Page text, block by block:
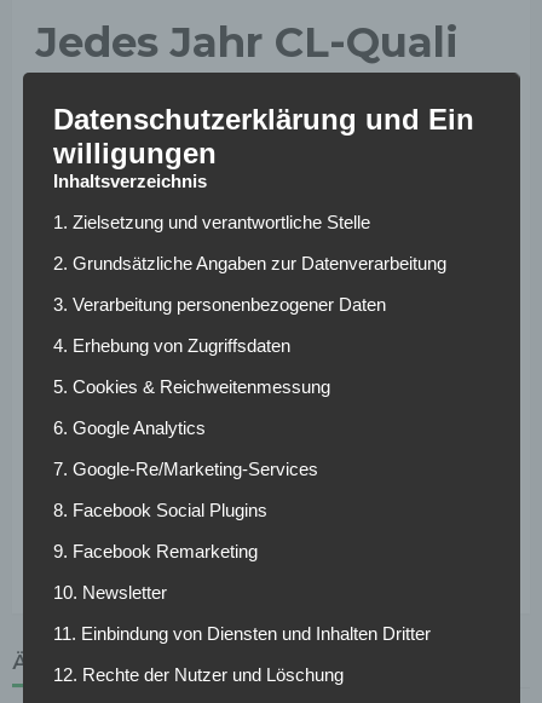
Jedes Jahr CL-Quali
In seiner Amtszeit bei Bayer 04 konnte Schmidt bisher
jedes Jahr die Champions-League Qualifikation erreichen.
Dieses Jahr sieht das allerdings nicht so gut aus: Gegen
Atletico Madrid gab es im Hinspiel eine 2:4 Niederlage.
Nachfolger bereits
am Montag da
einen Nachfolger präsentieren. Dieser soll laut
Informationen derBILD-Zeitung
ÄHNLICHE ARTIKEL
Datenschutzerklärung und Ein
willigungen
Inhaltsverzeichnis
1. Zielsetzung und verantwortliche Stelle
2. Grundsätzliche Angaben zur Datenverarbeitung
3. Verarbeitung personenbezogener Daten
4. Erhebung von Zugriffsdaten
5. Cookies & Reichweitenmessung
6. Google Analytics
7. Google-Re/Marketing-Services
8. Facebook Social Plugins
9. Facebook Remarketing
10. Newsletter
11. Einbindung von Diensten und Inhalten Dritter
12. Rechte der Nutzer und Löschung